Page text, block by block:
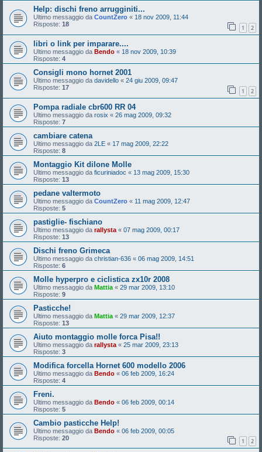
Help: dischi freno arrugginiti...
Ultimo messaggio da CountZero « 18 nov 2009, 11:44
Risposte: 18 1 2
libri o link per imparare....
Ultimo messaggio da Bendo « 18 nov 2009, 10:39
Risposte: 4
Consigli mono hornet 2001
Ultimo messaggio da davidello « 24 giu 2009, 09:47
Risposte: 17 1 2
Pompa radiale cbr600 RR 04
Ultimo messaggio da rosix « 26 mag 2009, 09:32
Risposte: 7
cambiare catena
Ultimo messaggio da 2LE « 17 mag 2009, 22:22
Risposte: 8
Montaggio Kit dilone Molle
Ultimo messaggio da ficuriniadoc « 13 mag 2009, 15:30
Risposte: 13
pedane valtermoto
Ultimo messaggio da CountZero « 11 mag 2009, 12:47
Risposte: 5
pastiglie- fischiano
Ultimo messaggio da rallysta « 07 mag 2009, 00:17
Risposte: 13
Dischi freno Grimeca
Ultimo messaggio da christian-636 « 06 mag 2009, 14:51
Risposte: 6
Molle hyperpro e ciclistica zx10r 2008
Ultimo messaggio da Mattia « 29 mar 2009, 13:10
Risposte: 9
Pasticche!
Ultimo messaggio da Mattia « 29 mar 2009, 12:37
Risposte: 13
Aiuto montaggio molle forca Pisa!!
Ultimo messaggio da rallysta « 25 mar 2009, 23:13
Risposte: 3
Modifica forcella Hornet 600 modello 2006
Ultimo messaggio da Bendo « 06 feb 2009, 16:24
Risposte: 4
Freni.
Ultimo messaggio da Bendo « 06 feb 2009, 00:14
Risposte: 5
Cambio pasticche Help!
Ultimo messaggio da Bendo « 06 feb 2009, 00:05
Risposte: 20 1 2